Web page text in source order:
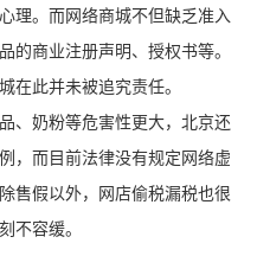
理。而网络商城不但缺乏准入
的商业注册声明、授权书等。
在此并未被追究责任。
奶粉等危害性更大，北京还
，而目前法律没有规定网络虚
售假以外，网店偷税漏税也很
不容缓。